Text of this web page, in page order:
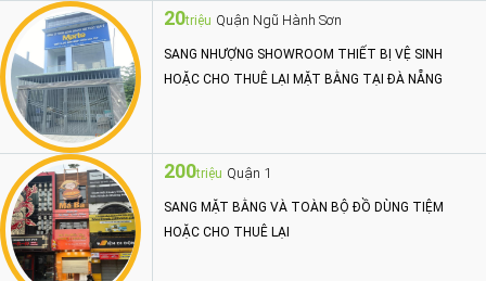
20triệu Quận Ngũ Hành Sơn
SANG NHƯỢNG SHOWROOM THIẾT BỊ VỆ SINH
HOẶC CHO THUÊ LẠI MẶT BẰNG TẠI ĐÀ NẴNG
200triệu Quận 1
SANG MẶT BẰNG VÀ TOÀN BỘ ĐỒ DÙNG TIỆM
HOẶC CHO THUÊ LẠI